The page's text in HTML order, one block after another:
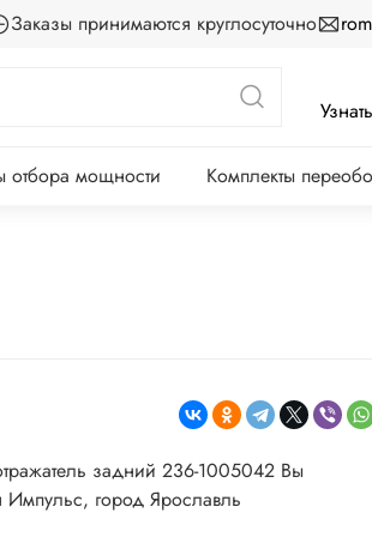
Заказы принимаются круглосуточно
отбора мощности Комплекты
задний 236-1005042 Вы
город Ярославль